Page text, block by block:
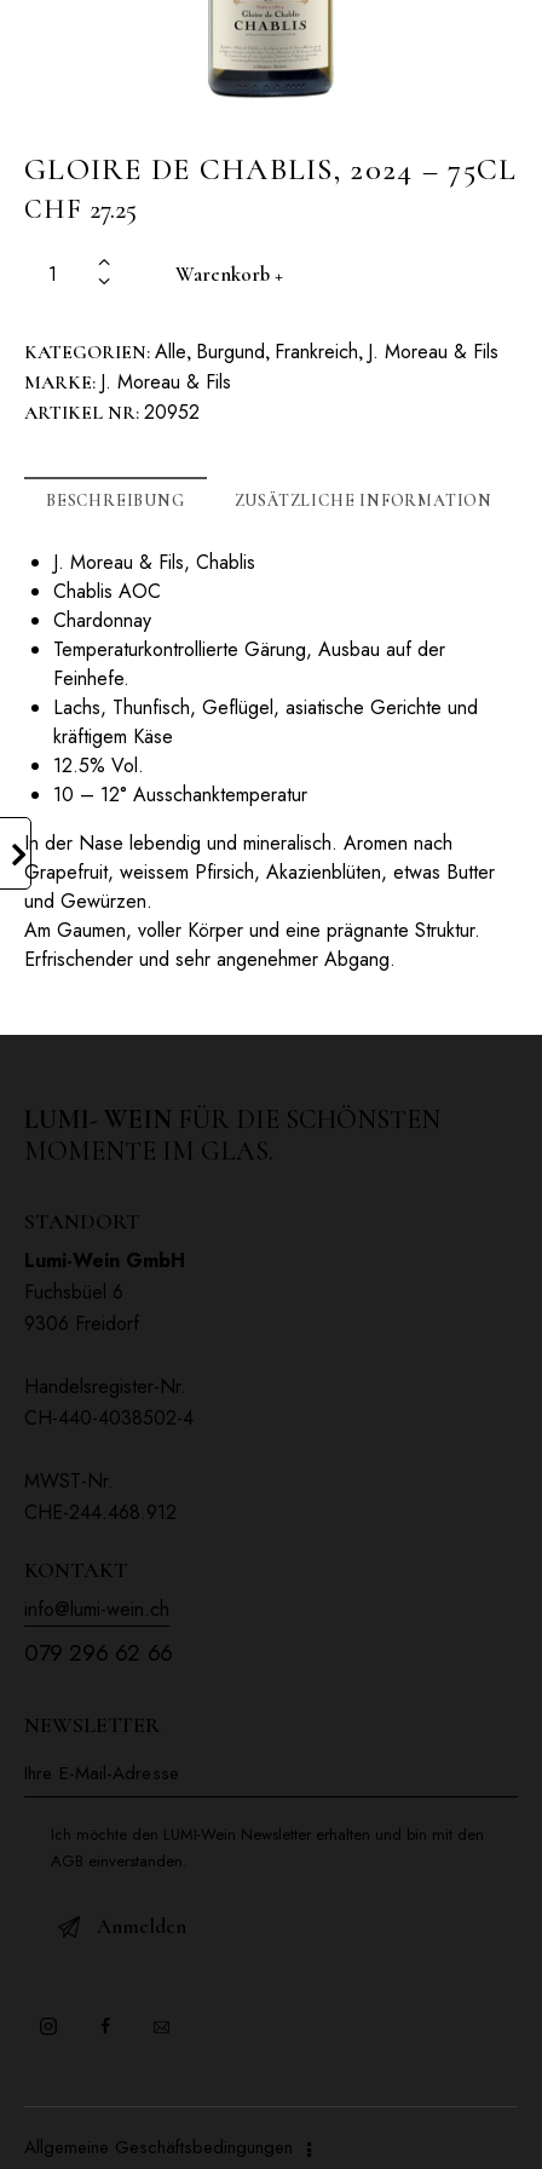
GLOIRE DE CHABLIS, 2024 – 75CL
CHF 27.25
Warenkorb +
KATEGORIEN: Alle, Burgund, Frankreich, J. Moreau & Fils
MARKE: J. Moreau & Fils
ARTIKEL NR: 20952
BESCHREIBUNG ZUSÄTZLICHE INFORMATION
J. Moreau & Fils, Chablis
Chablis AOC
Chardonnay
Temperaturkontrollierte Gärung, Ausbau auf der
Feinhefe.
Lachs, Thunfisch, Geflügel, asiatische Gerichte und
kräftigem Käse
12.5% Vol.
10 – 12° Ausschanktemperatur
In der Nase lebendig und mineralisch. Aromen nach
Grapefruit, weissem Pfirsich, Akazienblüten, etwas Butter
und Gewürzen.
Am Gaumen, voller Körper und eine prägnante Struktur.
Erfrischender und sehr angenehmer Abgang.
LUMI- WEIN FÜR DIE SCHÖNSTEN
MOMENTE IM GLAS.
STANDORT
Lumi-Wein GmbH
Fuchsbüel 6
9306 Freidorf
Handelsregister-Nr.
CH-440-4038502-4
MWST-Nr.
CHE-244.468.912
KONTAKT
info@lumi-wein.ch
079 296 62 66
NEWSLETTER
Ich möchte den LUMI-Wein Newsletter erhalten und bin mit den
AGB einverstanden.
Allgemeine Geschäftsbedingungen